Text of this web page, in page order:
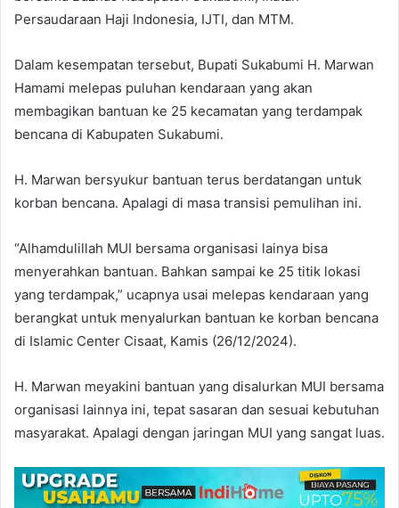
Persaudaraan Haji Indonesia, IJTI, dan MTM.
Dalam kesempatan tersebut, Bupati Sukabumi H. Marwan
Hamami melepas puluhan kendaraan yang akan
membagikan bantuan ke 25 kecamatan yang terdampak
bencana di Kabupaten Sukabumi.
H. Marwan bersyukur bantuan terus berdatangan untuk
korban bencana. Apalagi di masa transisi pemulihan ini.
“Alhamdulillah MUI bersama organisasi lainya bisa
menyerahkan bantuan. Bahkan sampai ke 25 titik lokasi
yang terdampak,” ucapnya usai melepas kendaraan yang
berangkat untuk menyalurkan bantuan ke korban bencana
di Islamic Center Cisaat, Kamis (26/12/2024).
H. Marwan meyakini bantuan yang disalurkan MUI bersama
organisasi lainnya ini, tepat sasaran dan sesuai kebutuhan
masyarakat. Apalagi dengan jaringan MUI yang sangat luas.